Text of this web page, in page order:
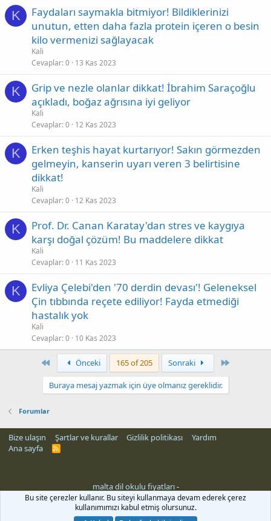
K
Faydaları saymakla bitmiyor! Bildiklerinizi
unutun, etten daha fazla protein içeren o besin
kilo vermenizi sağlayacak
Kali
Cevaplar 0 13 Kas 2023
K
Grip ve nezle olanlar dikkat! İbrahim Saraçoğlu
açıkladı, boğaz ağrısına iyi geliyor
Kali
Cevaplar 0 12 Kas 2023
K
Erken teşhis hayat kurtarıyor! Sakın görmezden
gelmeyin, kanserin uyarı veren 3 belirtisine
dikkat!
Kali
Cevaplar 0 12 Kas 2023
K
Prof. Dr. Canan Karatay'dan stres ve kaygıya
karşı doğal çözüm! Bu maddelere dikkat
Kali
Cevaplar 0 11 Kas 2023
K
Evliya Çelebi'den '70 derdin devası'! Geleneksel
Çin tıbbında reçete ediliyor! Fayda etmediği
hastalık yok
Kali
Cevaplar 0 10 Kas 2023
Önceki 165 of 205 Sonraki
Buraya mesaj yazmak için üye olmanız gereklidir.
Forumlar
Bize ulaşın Şartlar ve kurallar Gizlilik politikası
Yardım
Ana sayfa
R
malta dil okulu fiyatları-
Bu site çerezler kullanır. Bu siteyi kullanmaya devam ederek çerez
kullanımımızı kabul etmiş olursunuz.